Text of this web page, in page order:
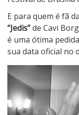
E para quem é fã
“Jedis”de Cavi
é uma ótima
sua data oficial no